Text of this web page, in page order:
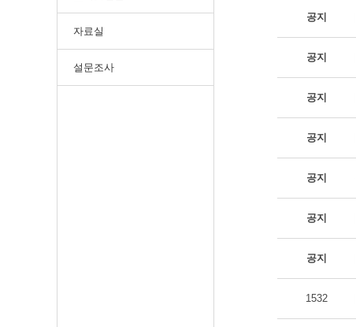
자료실
설문조사
공지
공지
공지
공지
공지
공지
공지
1532